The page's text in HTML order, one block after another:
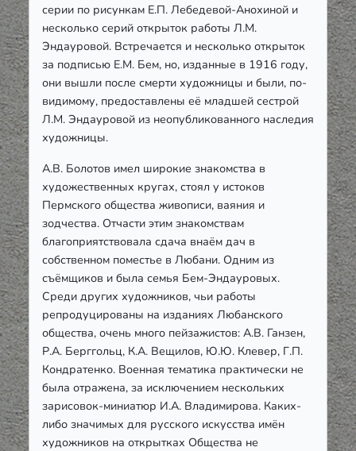
серии по рисункам Е.П. Лебедевой-Анохиной и
несколько серий открыток работы Л.М.
Эндауровой. Встречается и несколько открыток
за подписью Е.М. Бем, но, изданные в 1916 году,
они вышли после смерти художницы и были, по-
видимому, предоставлены её младшей сестрой
Л.М. Эндауровой из неопубликованного наследия
художницы.
А.В. Болотов имел широкие знакомства в
художественных кругах, стоял у истоков
Пермского общества живописи, ваяния и
зодчества. Отчасти этим знакомствам
благоприятствовала сдача внаём дач в
собственном поместье в Любани. Одним из
съёмщиков и была семья Бем-Эндауровых.
Среди других художников, чьи работы
репродуцированы на изданиях Любанского
общества, очень много пейзажистов: А.В. Ганзен,
Р.А. Берггольц, К.А. Вещилов, Ю.Ю. Клевер, Г.П.
Кондратенко. Военная тематика практически не
была отражена, за исключением нескольких
зарисовок-миниатюр И.А. Владимирова. Каких-
либо значимых для русского искусства имён
художников на открытках Общества не